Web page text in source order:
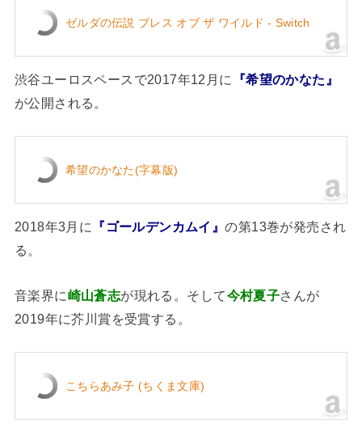
ゼルダの伝説 ブレス オブ ザ ワイルド - Switch
渋谷ユーロスペースで2017年12月に
『希望のかなた』
が公開される。
希望のかなた(字幕版)
2018年3月に 『ゴールデンカムイ』の第13巻が発売され
る。
音楽界に崎山蒼志が現れる。そして今村夏子さんが
2019年に芥川賞を受賞する。
こちらあみ子 (ちくま文庫)